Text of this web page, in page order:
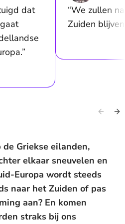
dat
“We zullen
Zuiden
Griekse eilanden,
elkaar sneuvelen en
Europa wordt steeds
naar het Zuiden of pas
aan? En komen
straks bij ons